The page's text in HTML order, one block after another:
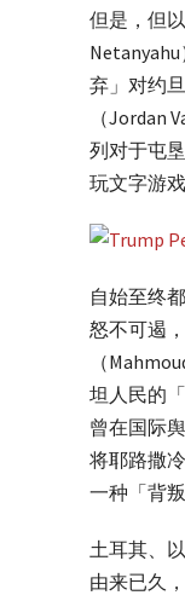
但是，但
弃」对约
（Jordan
列对于屯
玩文字游戏
自始至终
怒不可遏
（
坦人民的
曾在国际
将耶路撒
一种「背叛
土耳其、
由来已久